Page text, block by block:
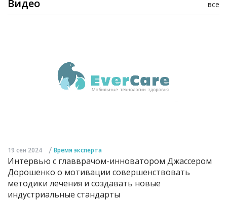
все
Видео
19 сен 2024 / Время эксперта
Интервью с главврачом-инноватором Джассером
Дорошенко о мотивации совершенствовать
методики лечения и создавать новые
индустриальные стандарты